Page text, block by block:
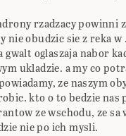
rzadzacy powinni
nie obudzic sie z reka
gwalt oglaszaja nabor
ukladzie. a my co
ze naszym
kto o to bedzie nas
ze wschodu, ze sa
nie po ich mysli.